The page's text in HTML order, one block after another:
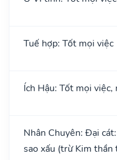
Tuế hợp: Tốt mọi việc
Ích Hậu: Tốt mọi
Nhân Chuyên: Đại
sao xấu (trừ Kim thần